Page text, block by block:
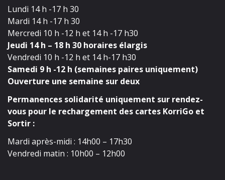
Lundi 14 h -17 h 30
Mardi 14 h -17 h 30
Mercredi 10 h -12 h et 14 h -17 h30
Jeudi 14 h – 18 h 30 horaires élargis
Vendredi 10 h -12 h et 14 h-17 h30
Samedi 9 h -12 h (semaines paires uniquement)
Ouverture une semaine sur deux
Permanences solidarité uniquement sur rendez-
vous pour le rechargement des cartes KorriGo et
Sortir :
Mardi après-midi : 14h00 – 17h30
Vendredi matin : 10h00 – 12h00